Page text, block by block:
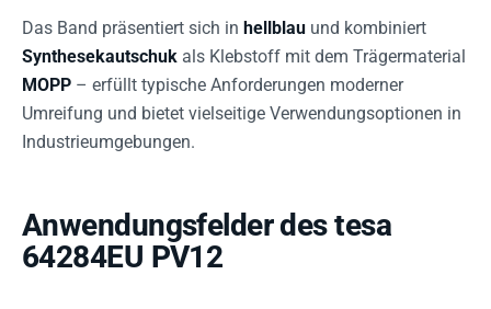
Das Band präsentiert sich in hellblau und kombiniert
Synthesekautschuk als Klebstoff mit dem Trägermaterial
MOPP – erfüllt typische Anforderungen moderner
Umreifung und bietet vielseitige Verwendungsoptionen in
Industrieumgebungen.
Anwendungsfelder des tesa
64284EU PV12